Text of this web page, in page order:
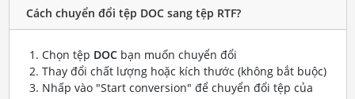
Cách chuyển đổi tệp DOC sang tệp RTF?
Chọn tệp DOCbạn muốn chuyển đổi
Thay đổi chất lượng hoặc kích thước (không bắt buộc)
Nhấp vào "Start conversion" để chuyển đổi tệp của